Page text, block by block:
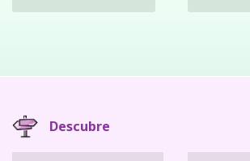
Descubre